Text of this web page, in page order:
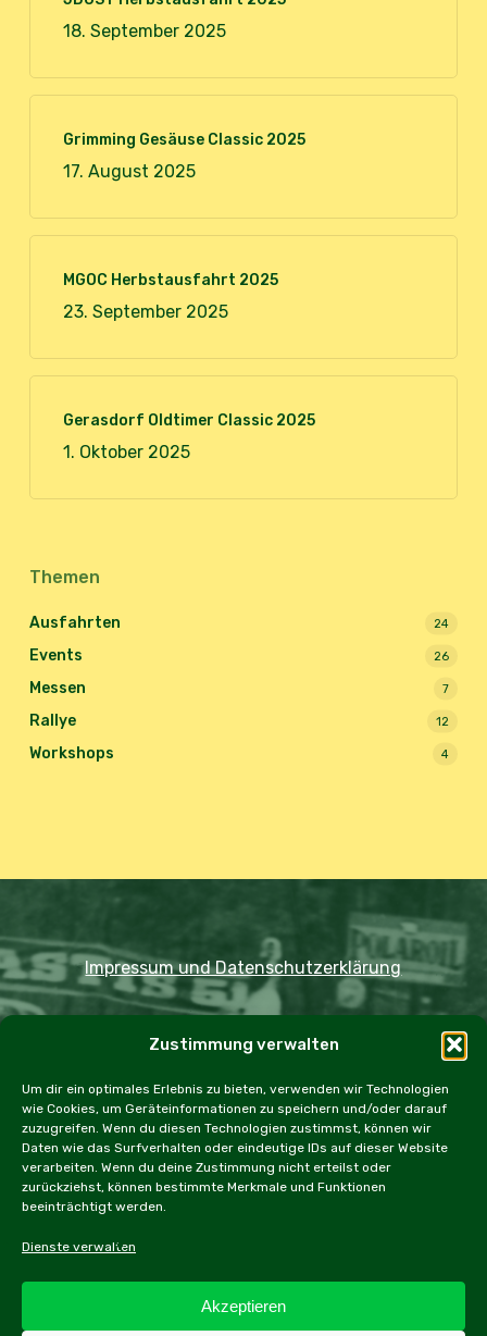
Zustimmung verwalten
Um dir ein optimales Erlebnis zu bieten, verwenden wir Technologien
wie Cookies, um Geräteinformationen zu speichern und/oder darauf
zuzugreifen. Wenn du diesen Technologien zustimmst, können wir
Daten wie das Surfverhalten oder eindeutige IDs auf dieser Website
verarbeiten. Wenn du deine Zustimmung nicht erteilst oder
zurückziehst, können bestimmte Merkmale und Funktionen
beeinträchtigt werden.
Dienste verwalten
Akzeptieren
18. September 2025
Grimming Gesäuse Classic 2025
17. August 2025
MGOC Herbstausfahrt 2025
23. September 2025
Gerasdorf Oldtimer Classic 2025
1. Oktober 2025
Themen
Ausfahrten 24
Events 26
Messen 7
Rallye 12
Workshops 4
Impressum und Datenschutzerklärung
Home Ausfahrten Rallye
Events
Messen
Workshops Cookie Policy (EU)
facebook